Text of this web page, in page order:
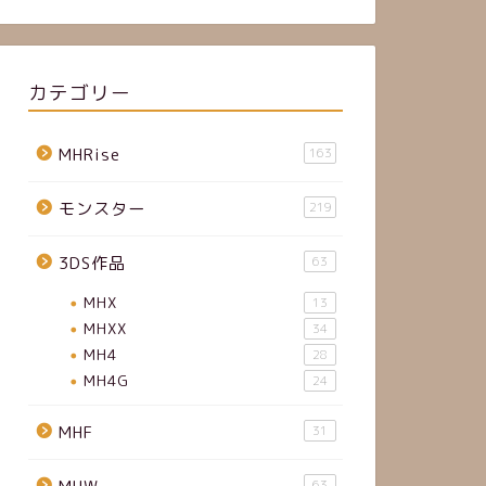
カテゴリー
MHRise 163
モンスター 219
3DS作品 63
MHX 13
MHXX 34
MH4 28
MH4G 24
MHF 31